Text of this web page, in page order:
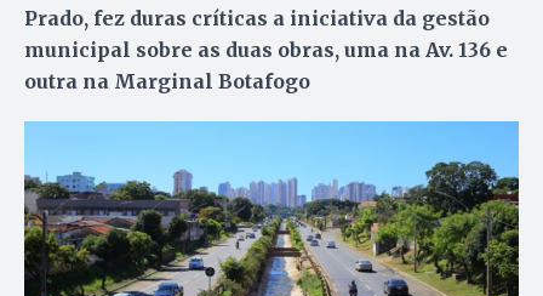
Prado, fez duras críticas a iniciativa da gestão
municipal sobre as duas obras, uma na Av. 136 e
outra na Marginal Botafogo